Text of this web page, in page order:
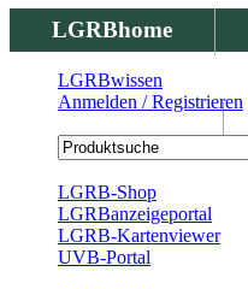
LGRBhome
LGRBbohrungen
LGRBwissen
Anmelden / Registrieren
LGRB-Shop
LGRBanzeigeportal
LGRB-Kartenviewer
UVB-Portal